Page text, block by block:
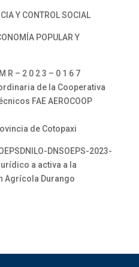
Y CONTROL SOCIAL
POPULAR Y
R – 2 0 2 3 – 0 1 6 7
de la Cooperativa
FAE AEROCOOP
de Cotopaxi
DNSOEPS-2023-
a activa a la
Agrícola Durango